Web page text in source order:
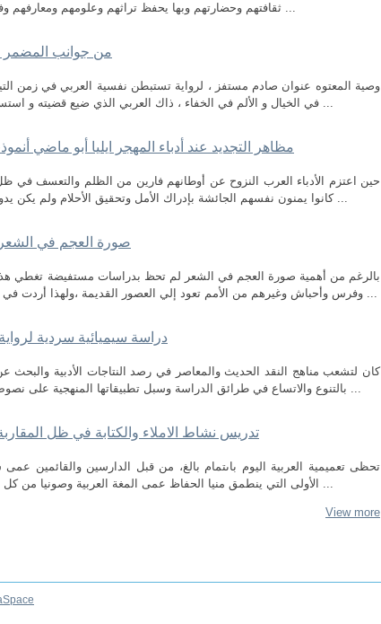
ثقافتهم وحضارتهم وبها يحفظ تراثهم وعلومهم ومعارفهم وفنونهم ، ومن هذا المنطلق جاء تعلم اللغة مطلبا ...
من جوانب المضمر
وصية المعتوه عنوان صادم مستفز ، لرواية تستبطن نفسية العربي في زمن
في الخيال و الألم في الخفاء ، ذاك العربي الذي ضيع قضيته و استسلم لجلاده و مزقته الأفكار و تاه عن هويته ، فهو ...
مظاهر التجديد عند أدباء المهجر ايليا أبو ماضي
حين اعتزم الأدباء العرب النزوح عن أوطانهم فارين من الظلم والتعسف في ظل
كانوا يمنون نفسهم الجائشة بإدراك الأمل وتحقيق الأحلام ولم يكن يدور في خلدهم قط أن اللقمة هناك جاثمة في فم ...
صورة العجم في الشعر
بالرغم من أهمية صورة العجم في الشعر لم تحظ بدراسات مستفيضة تغطي
وفرس وأحباش وغيرهم من الأمم تعود إلي العصور القديمة ،ولهذا أردت في بحثي هذا أن أبيِّن مفهوم العجم وموقف العربي ...
دراسة سيميائية سردية
كان لتشعب مناهج النقد الحديث والمعاصر في رصد النتاجات الأدبية والبحث
بالتنوع والاتساع في طرائق الدراسة وسبل تطبيقاتها المنهجية على نصوص فنية مختلفة بحسب ما يوافق طبيعة الأنموذج ...
تدريس نشاط الاملاء والكتابة في ظل المقاربة
تحظى تعميمية العربية اليوم باىتمام بالغ، من قبل الدارسين والقائمين
الأولى التي ينطمق منيا الحفاظ عمى المغة العربية وصونيا من كل عجمة أو تحريف، وبما أن تعميمية المغة العربية ...
View more